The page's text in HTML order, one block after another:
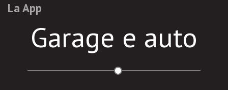
La App
Garage e auto